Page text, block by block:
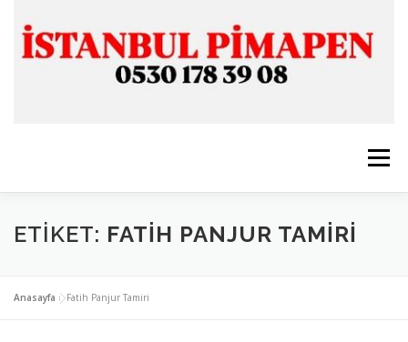
Menü
ANASAYFA İSTANBUL PİMAPEN
CAM & ALÜMİNYUM
ETIKET: FATIH PANJUR TAMIRI
Anasayfa »Fatih Panjur Tamiri